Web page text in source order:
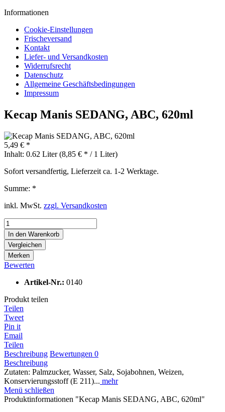
Informationen
Cookie-Einstellungen
Frischeversand
Kontakt
Liefer- und Versandkosten
Widerrufsrecht
Datenschutz
Allgemeine Geschäftsbedingungen
Impressum
Kecap Manis SEDANG, ABC, 620ml
5,49 € *
Inhalt: 0.62 Liter (8,85 € * / 1 Liter)
Sofort versandfertig, Lieferzeit ca. 1-2 Werktage.
Summe: *
inkl. MwSt. zzgl. Versandkosten
In den Warenkorb
Vergleichen
Merken
Bewerten
Artikel-Nr.: 0140
Produkt teilen
Teilen
Tweet
Pin it
Email
Teilen
Beschreibung Bewertungen 0
Beschreibung
Zutaten: Palmzucker, Wasser, Salz, Sojabohnen, Weizen,
Konservierungsstoff (E 211)... mehr
Menü schließen
Produktinformationen "Kecap Manis SEDANG, ABC, 620ml"